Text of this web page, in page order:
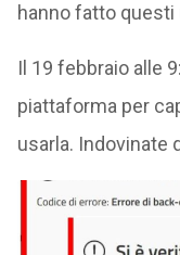
hanno fatto questi
Il 19 febbraio alle
piattaforma per
usarla. Indovinate